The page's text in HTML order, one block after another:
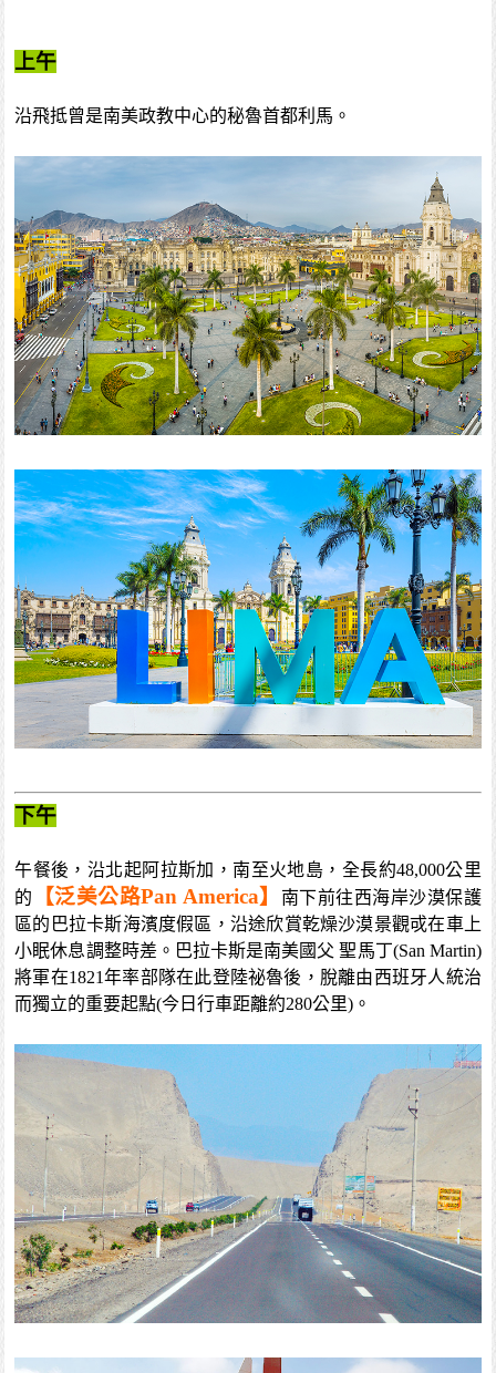
上午
沿飛抵曾是南美政教中心的秘魯首都利馬。
下午
午餐後，沿北起阿拉斯加，南至火地島，全長約48,000公里
的
【泛美公路Pan America】
南下前往西海岸沙漠保護
區的巴拉卡斯海濱度假區，沿途欣賞乾燥沙漠景觀戓在車上
小眠休息調整時差。巴拉卡斯是南美國父 聖馬丁(San Martin)
將軍在1821年率部隊在此登陸祕魯後，脫離由西班牙人統治
而獨立的重要起點(今日行車距離約280公里)。